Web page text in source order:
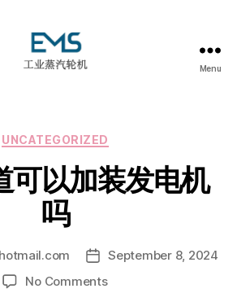
蒸
轮
机
Menu
Categories
UNCATEGORIZED
可以加装发电机
吗
Post
date
September 8, 2024
No Commentson